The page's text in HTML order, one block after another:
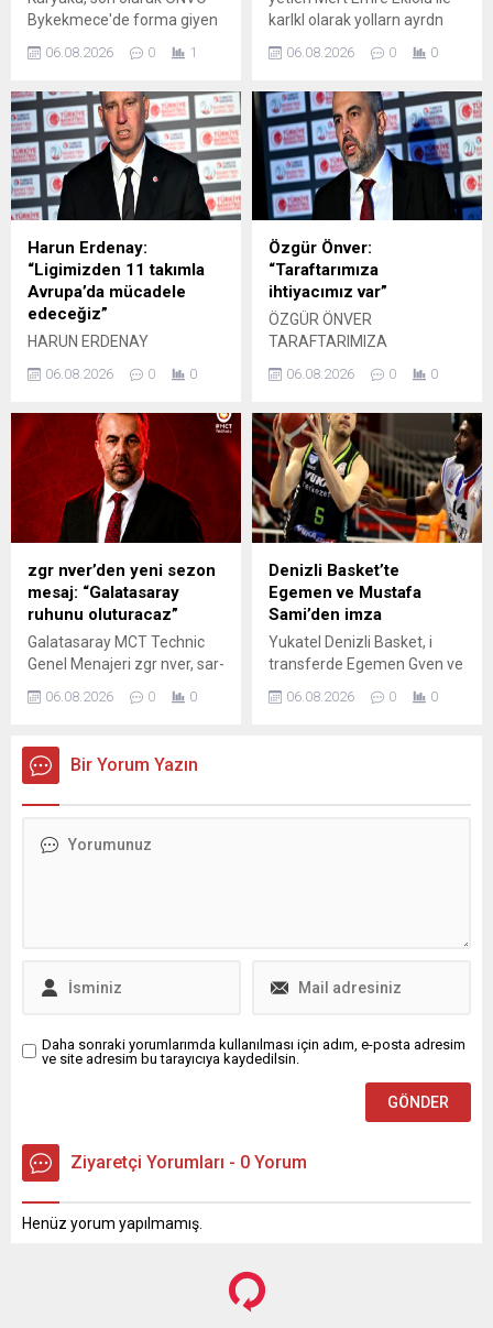
Bykekmece'de forma giyen
Mustafa'y kadrosuna kattn
06.08.2026 0 1
karlkl olarak yollarn ayrdn
06.08.2026 0 0
Harun Erdenay:
“Ligimizden 11 takımla
Avrupa’da mücadele
edeceğiz”
HARUN ERDENAY
AVRUPA DA MÜCADELE
06.08.2026 0 0
Özgür Önver:
“Taraftarımıza
ihtiyacımız var”
ÖZGÜR ÖNVER
TARAFTARIMIZA
06.08.2026 0 0
zgr nver’den yeni sezon
mesaj: “Galatasaray
ruhunu oluturacaz”
Galatasaray MCT Technic
Genel Menajeri zgr nver, sar-
hedefleri hakknda konutu.
06.08.2026 0 0
Denizli Basket’te
Egemen ve Mustafa
Sami’den imza
Yukatel Denizli Basket, i
transferde Egemen Gven ve
takmda tuttu.
06.08.2026 0 0
Bir Yorum Yazın
Daha sonraki yorumlarımda kullanılması için adım, e-posta adresim
ve site adresim bu tarayıcıya kaydedilsin.
Ziyaretçi Yorumları - 0 Yorum
Henüz yorum yapılmamış.